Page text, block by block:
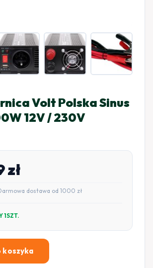
Volt Polska Sinus
12V / 230V
zł
dostawa od 1000 zł
1SZT.
koszyka